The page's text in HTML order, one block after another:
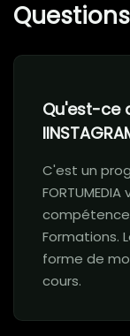
Qu'est-ce
C'est un
Formations.
forme de
cours.